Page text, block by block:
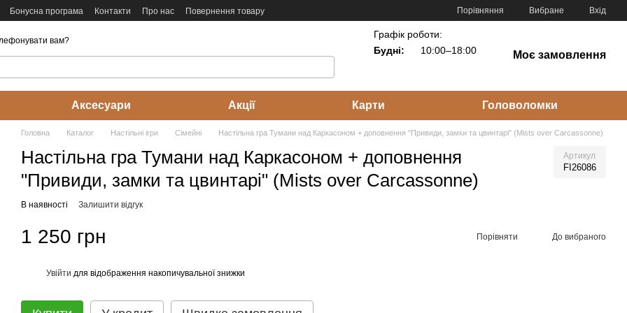
Бонусна програма Контакти Про нас
Повернення товару
Порівняння Вибране Вхід
вам?
Графік роботи:
Будні:
10:00–18:00 Моє замовлення
Аксесуари Акції Карти Головоломки
Головна Каталог Настільні ігри Cімейні Настільна гра Тумани над Каркасоном + доповнення "Привиди, замки та цвинтарі" (Mists over Carcassonne)
Настільна гра Тумани над Каркасоном + доповнення
"Привиди, замки та цвинтарі" (Mists over Carcassonne)
Артикул
FI26086
В наявності Залишити відгук
1 250 грн Порівняти До вибраного
Увійти для відображення накопичувальної знижки